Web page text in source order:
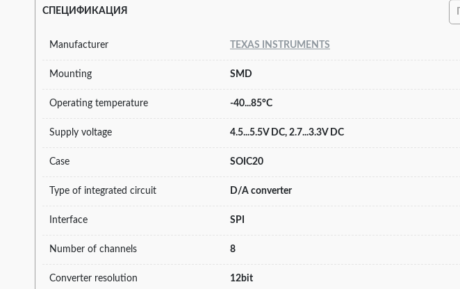
СПЕЦИФИКАЦИЯ
Manufacturer TEXAS INSTRUMENTS
Mounting SMD
Operating temperature -40...85°C
Supply voltage 4.5...5.5V DC, 2.7...3.3V DC
Case SOIC20
Type of integrated circuit D/A converter
Interface SPI
Number of channels 8
Converter resolution 12bit